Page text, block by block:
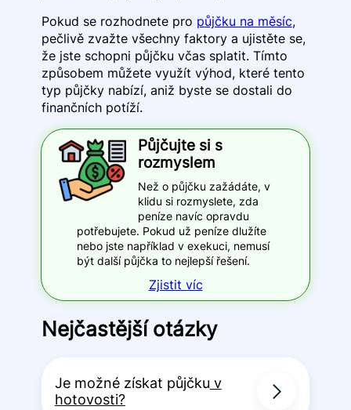
Pokud se rozhodnete pro půjčku na měsíc,
pečlivě zvažte všechny faktory a ujistěte se,
že jste schopni půjčku včas splatit. Tímto
způsobem můžete využít výhod, které tento
typ půjčky nabízí, aniž byste se dostali do
finančních potíží.
Půjčujte si s
rozmyslem
Než o půjčku zažádáte, v
klidu si rozmyslete, zda
peníze navíc opravdu
potřebujete. Pokud už peníze dlužíte
nebo jste například v exekuci, nemusí
být další půjčka to nejlepší řešení.
Zjistit víc
Nejčastější otázky
Je možné získat půjčku v
hotovosti?